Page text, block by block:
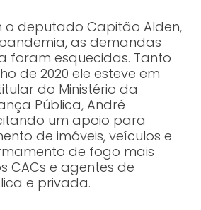
o deputado Capitão Alden,
as demandas
foram esquecidas. Tanto
de 2020 ele esteve em
do Ministério da
Pública, André
um apoio para
de imóveis, veículos e
de fogo mais
CACs e agentes de
e privada.